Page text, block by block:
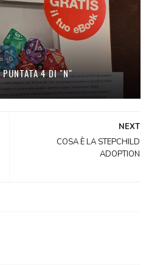
PUNTATA 4 DI "N"
NEXT
COSA È LA STEPCHILD
ADOPTION